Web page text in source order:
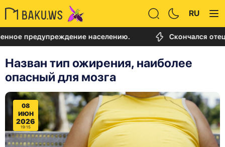
RU
населению. Скончался отец
Назван тип ожирения, наиболее
опасный для мозга
08
ИЮН
2026
19:15